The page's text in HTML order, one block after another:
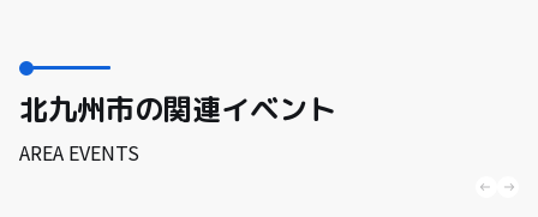
北九州市の関連イベント
AREA EVENTS